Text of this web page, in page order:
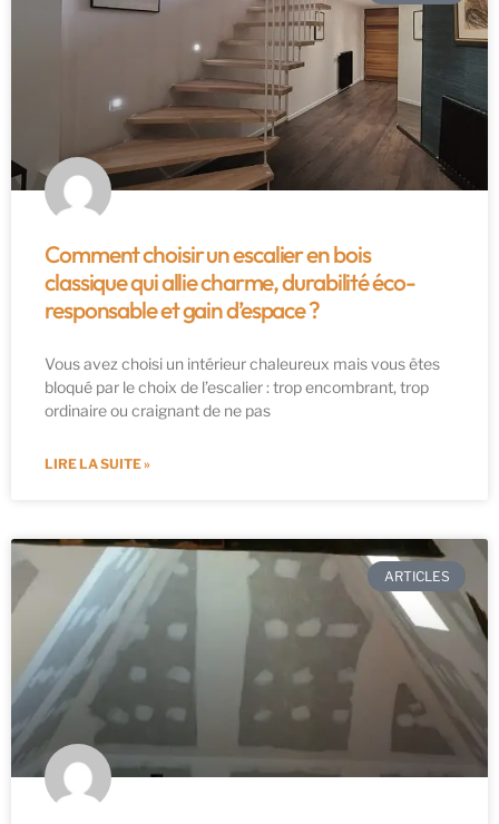
Comment choisir un escalier en bois
classique qui allie charme, durabilité éco-
responsable et gain d’espace ?
Vous avez choisi un intérieur chaleureux mais vous êtes
bloqué par le choix de l’escalier : trop encombrant, trop
ordinaire ou craignant de ne pas
LIRE LA SUITE »
ARTICLES